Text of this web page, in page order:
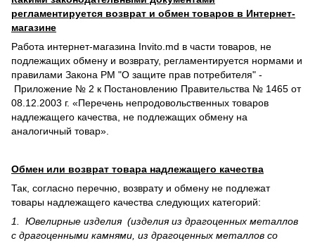
регламентируется возврат и обмен товаров в Интернет-
магазине
Работа интернет-магазина Invito.md в части товаров, не
подлежащих обмену и возврату, регламентируется нормами и
правилами Закона РМ "О защите прав потребителя" -
Приложение № 2 к Постановлению Правительства № 1465 от
08.12.2003 г. «Перечень непродовольственных товаров
надлежащего качества, не подлежащих обмену на
аналогичный товар».
Обмен или возврат товара надлежащего качества
Так, согласно перечню, возврату и обмену не подлежат
товары надлежащего качества следующих категорий:
1. Ювелирные изделия (изделия из драгоценных металлов
с драгоценными камнями, из драгоценных металлов со